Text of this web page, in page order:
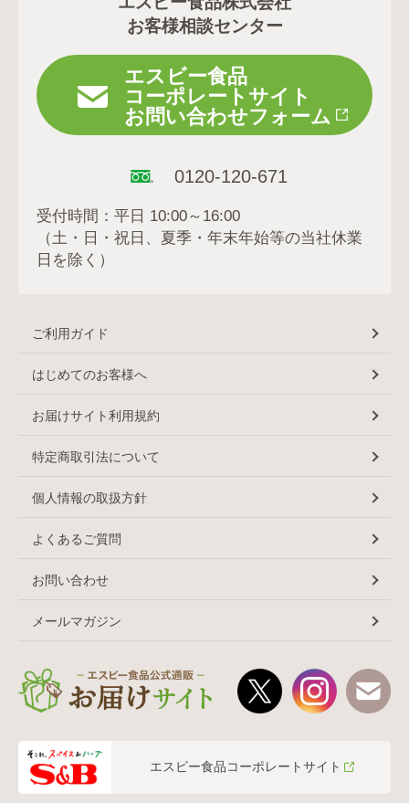
お客様相談センター
エスビー食品
コーポレートサイト
お問い合わせフォーム
0120-120-671
受付時間：平日 10:00～16:00
（土・日・祝日、夏季・年末年始等の当社休業
日を除く）
ご利用ガイド
はじめてのお客様へ
お届けサイト利用規約
特定商取引法について
個人情報の取扱方針
よくあるご質問
お問い合わせ
メールマガジン
エスビー食品コーポレートサイト